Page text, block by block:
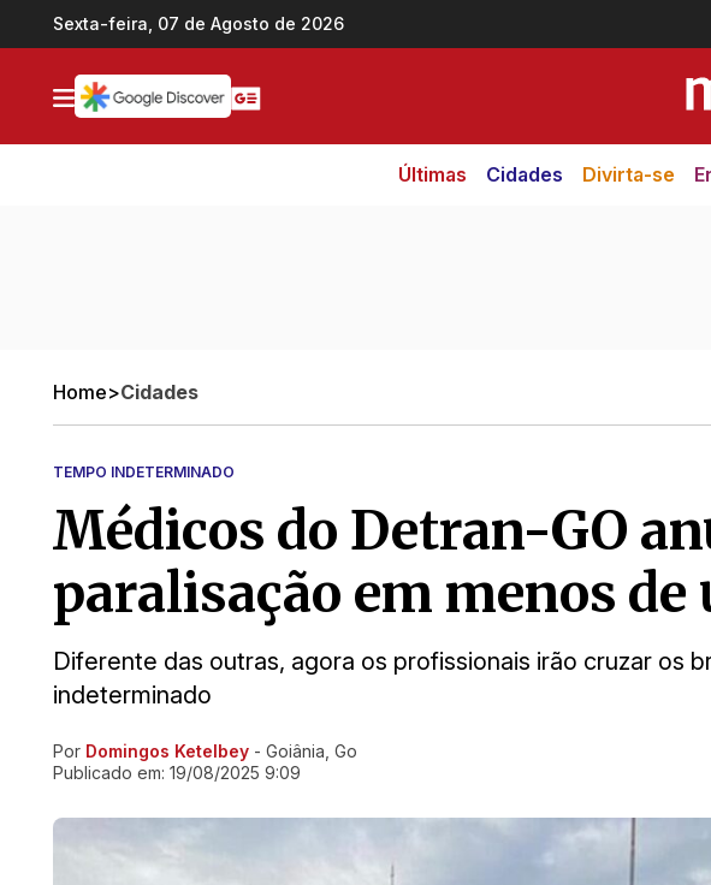
Ir direto pro conteúdo
Sexta-feira, 07 de Agosto de 2026
Últimas Cidades Divirta-se
Home>Cidades
TEMPO INDETERMINADO
Médicos do Detran-GO
paralisação em menos de
Diferente das outras, agora os profissionais irão cruzar os
indeterminado
Ir direto pra matéria
Por Domingos Ketelbey - Goiânia, Go
Publicado em: 19/08/2025 9:09